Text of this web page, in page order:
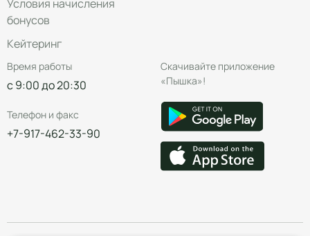
Условия начисления
бонусов
Кейтеринг
Время работы
с 9:00 до 20:30
Телефон и факс
+7-917-462-33-90
Скачивайте приложение
«Пышка»!